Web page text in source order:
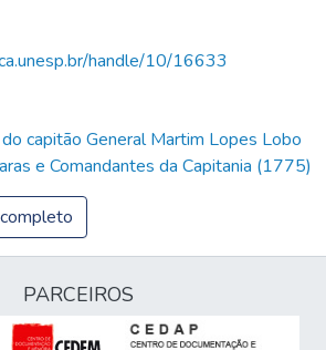
handle/10/16633
capitão General Martim Lopes Lobo
e Comandantes da Capitania (1775)
PARCEIROS